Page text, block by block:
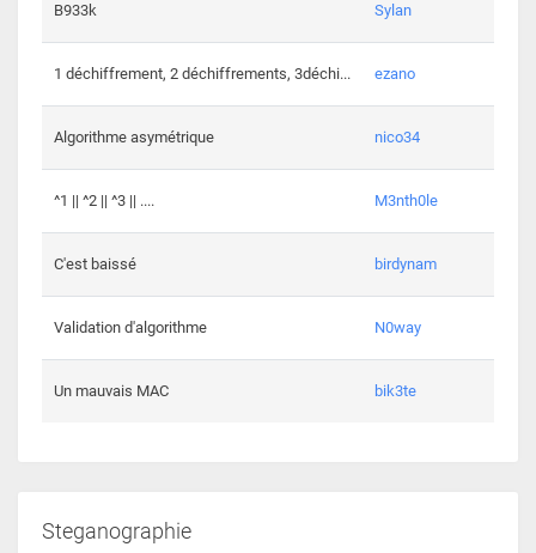
B933k Sylan
1 déchiffrement, 2 déchiffrements, 3déchi... ezano
Algorithme asymétrique nico34
^1 || ^2 || ^3 || .... M3nth0le
C'est baissé birdynam
Validation d'algorithme N0way
Un mauvais MAC bik3te
Steganographie